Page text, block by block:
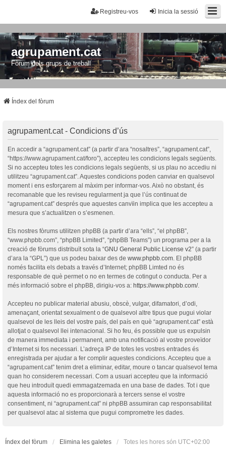
Inicia la sessió
Registreu-vos
agrupament.cat
Fòrum dels grups de treball
Índex del fòrum
agrupament.cat - Condicions d’ús
En accedir a “agrupament.cat” (a partir d’ara “nosaltres”, “agrupament.cat”,
“https://www.agrupament.cat/foro”), accepteu les condicions legals següents.
Si no accepteu totes les condicions legals següents, si us plau no accediu ni
utilitzeu “agrupament.cat”. Aquestes condicions poden canviar en qualsevol
moment i ens esforçarem al màxim per informar-vos. Això no obstant, és
recomanable que les reviseu regularment ja que l’ús continuat de
“agrupament.cat” després que aquestes canvïin implica que les accepteu a
mesura que s’actualitzen o s’esmenen.
Els nostres fòrums utilitzen phpBB (a partir d’ara “ells”, “el phpBB”,
“www.phpbb.com”, “phpBB Limited”, “phpBB Teams”) un programa per a la
creació de fòrums distribuït sota la “GNU General Public License v2” (a partir
d’ara la “GPL”) que us podeu baixar des de www.phpbb.com . El phpBB
només facilita els debats a través d’Internet; phpBB Limted no és
responsable de què permet o no en termes de cotingut o conducta. Per a
més informació sobre el phpBB, dirigiu-vos a: https://www.phpbb.com/.
Accepteu no publicar material abusiu, obscè, vulgar, difamatori, d’odi,
amenaçant, orientat sexualment o de qualsevol altre tipus que pugui violar
qualsevol de les lleis del vostre país, del país en què “agrupament.cat” està
allotjat o qualsevol llei intenacional. Si ho feu, és possible que us expulsin
de manera immediata i permanent, amb una notificació al vostre proveïdor
d’Internet si fos necessari. L’adreça IP de totes les vostres entrades és
enregistrada per ajudar a fer complir aquestes condicions. Accepteu que a
“agrupament.cat” tenim dret a eliminar, editar, moure o tancar qualsevol tema
quan ho considerem necessari. Com a usuari accepteu que la informació
que heu introduït quedi emmagatzemada en una base de dades. Tot i que
aquesta informació no es proporcionarà a tercers sense el vostre
consentiment, ni “agrupament.cat” ni phpBB assumiran cap responsabilitat
per qualsevol atac al sistema que pugui comprometre les dades.
Índex del fòrum Elimina les galetes Totes les hores són UTC+02:00